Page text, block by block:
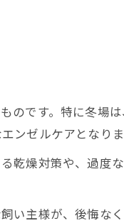
のです。特に冬場
ンゼルケアとなりま
乾燥対策や、過
主様が、後悔な